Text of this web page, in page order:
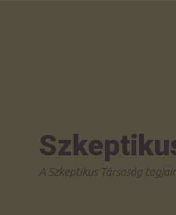
A Szkeptikus Társaság